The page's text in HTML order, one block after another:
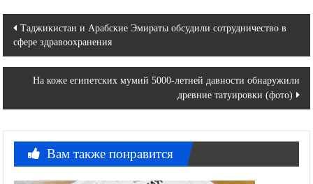
Навигация
по
записям
Таджикистан и Арабские Эмираты обсудили сотрудничество в
сфере здравоохранения
На коже египетских мумий 5000-летней давности обнаружили
древние татуировки (фото)
Вам также понравится